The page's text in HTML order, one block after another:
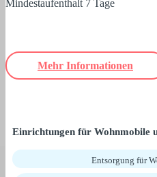
Mindestaufenthalt 7 Tage
Mehr Informationen
Einrichtungen für Wohnmobile
Entsorgung für